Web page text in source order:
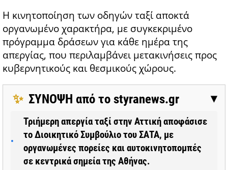
Η κινητοποίηση των οδηγών ταξί αποκτά
οργανωμένο χαρακτήρα, με συγκεκριμένο
πρόγραμμα δράσεων για κάθε ημέρα της
απεργίας, που περιλαμβάνει μετακινήσεις προς
κυβερνητικούς και θεσμικούς χώρους.
✨ ΣΥΝΟΨΗ από το styranews.gr ▶
Τριήμερη απεργία ταξί στην Αττική αποφάσισε
το Διοικητικό Συμβούλιο του ΣΑΤΑ, με
οργανωμένες πορείες και αυτοκινητοπομπές
σε κεντρικά σημεία της Αθήνας.